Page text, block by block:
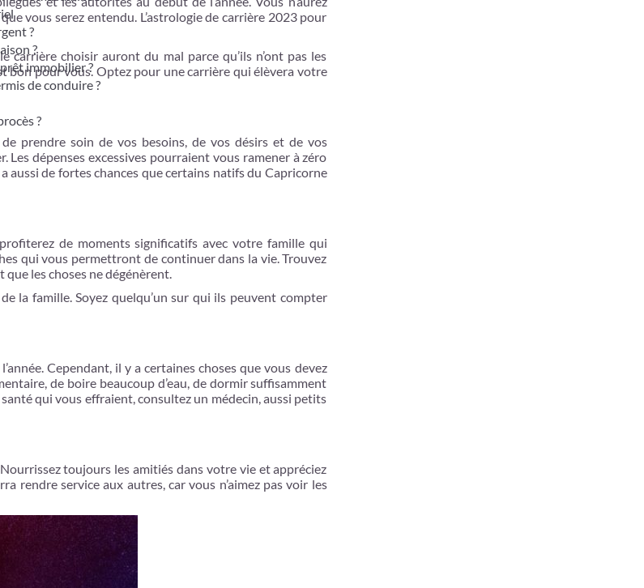
?
?
immobilier ?
de conduire ?
?
vous serez entendu. L’astrologie de carrière 2023 pour
choisir auront du mal parce qu’ils n’ont pas les
bon pour vous. Optez pour une carrière qui élèvera votre
prendre soin de vos besoins, de vos désirs et de vos
dépenses excessives pourraient vous ramener à zéro
aussi de fortes chances que certains natifs du Capricorne
de moments significatifs avec votre famille qui
qui vous permettront de continuer dans la vie. Trouvez
les choses ne dégénèrent.
la famille. Soyez quelqu’un sur qui ils peuvent compter
Cependant, il y a certaines choses que vous devez
de boire beaucoup d’eau, de dormir suffisamment
qui vous effraient, consultez un médecin, aussi petits
toujours les amitiés dans votre vie et appréciez
rendre service aux autres, car vous n’aimez pas voir les